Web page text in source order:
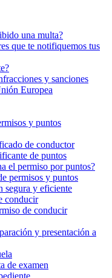
una multa?
que te notifiquemos tus
y sanciones
Europea
y puntos
de conductor
de puntos
el permiso por puntos?
permisos y puntos
segura y eficiente
conducir
de conducir
y presentación a
de examen